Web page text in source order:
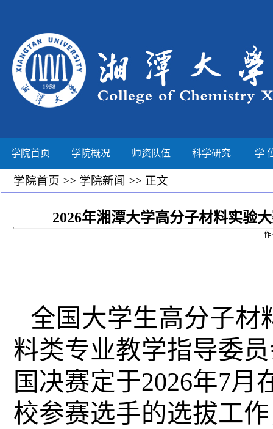
学院首页 学院概况 师资队伍 科学研究 学
学院首页 >> 学院新闻 >> 正文
2026年湘潭大学高分子材料实验
作
全国大学生高分子材
料类专业教学指导委
国决赛定于2026年7月
校参赛选手的选拔工